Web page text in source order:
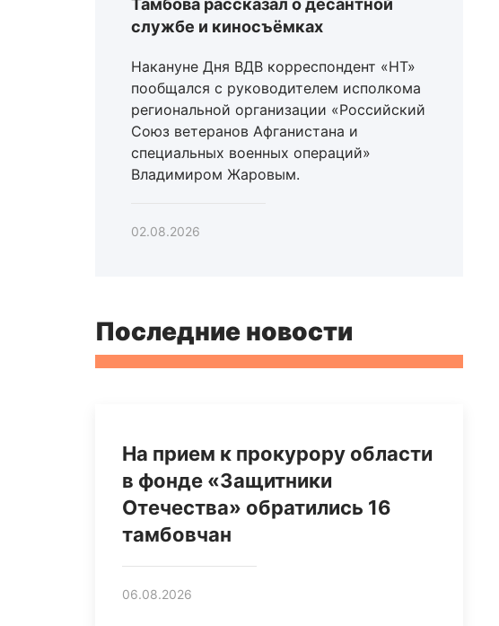
Тамбова рассказал о десантной
службе и киносъёмках
Накануне Дня ВДВ корреспондент «НТ»
пообщался с руководителем исполкома
региональной организации «Российский
Союз ветеранов Афганистана и
специальных военных операций»
Владимиром Жаровым.
02.08.2026
Последние новости
На прием к прокурору области
в фонде «Защитники
Отечества» обратились 16
тамбовчан
06.08.2026